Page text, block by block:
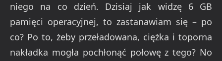
niego na co dzień. Dzisiaj jak widzę 6 GB
pamięci operacyjnej, to zastanawiam się – po
co? Po to, żeby przeładowana, ciężka i toporna
nakładka mogła pochłonąć połowę z tego? No